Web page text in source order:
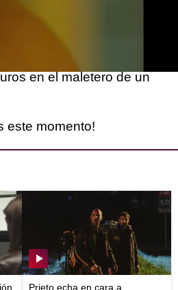
a ver con vida, debe aceptar
en el maletero de un
este momento!
Prieto echa en cara a